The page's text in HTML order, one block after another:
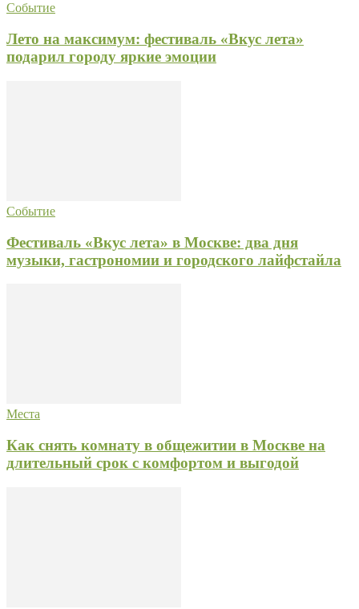
Событие
Лето на максимум: фестиваль «Вкус лета»
подарил городу яркие эмоции
Событие
Фестиваль «Вкус лета» в Москве: два дня
музыки, гастрономии и городского лайфстайла
Места
Как снять комнату в общежитии в Москве на
длительный срок с комфортом и выгодой